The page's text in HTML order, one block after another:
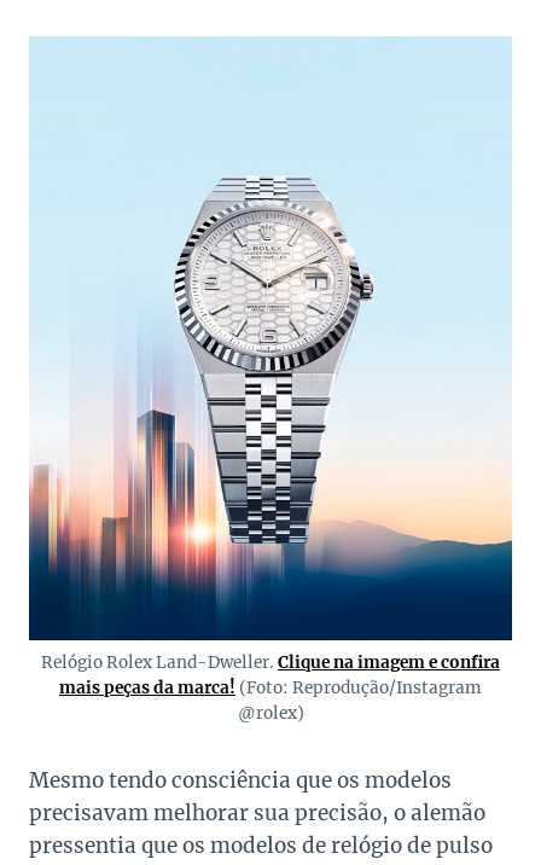
Relógio Rolex Land-Dweller. Clique na imagem e confira
mais peças da marca! (Foto: Reprodução/Instagram
@rolex)
Mesmo tendo consciência que os modelos
precisavam melhorar sua precisão, o alemão
pressentia que os modelos de relógio de pulso